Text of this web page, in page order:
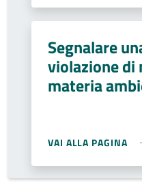
Segnalare
violazione di
materia
VAI ALLA PAGINA